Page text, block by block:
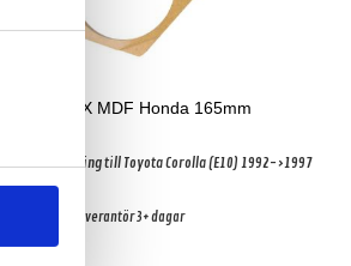
DBVOX MDF Honda 165mm
Distansring till Toyota Corolla (E10) 1992->1997
Hos leverantör 3+ dagar